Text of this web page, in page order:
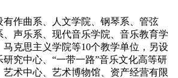
有作曲系、人文学院、钢琴系、管弦
、声乐系、现代音乐学院、音乐教育学
马克思主义学院等10个教学单位，另设
究中心、“一带一路”音乐文化高等研
艺术中心、艺术博物馆、资产经营有限